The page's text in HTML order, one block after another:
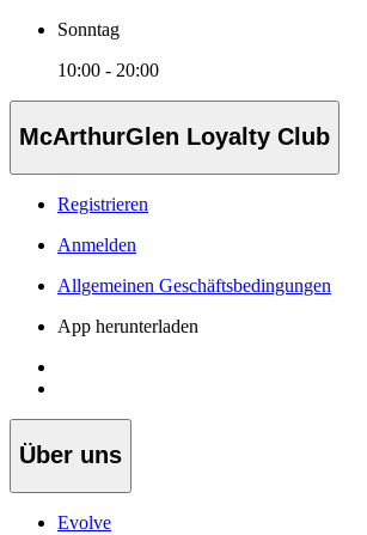
Sonntag
10:00 - 20:00
McArthurGlen Loyalty Club
Registrieren
Anmelden
Allgemeinen Geschäftsbedingungen
App herunterladen
Über uns
Evolve